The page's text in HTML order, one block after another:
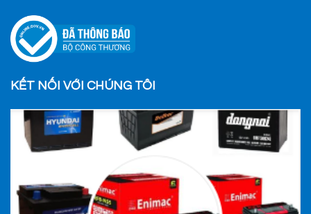
KẾT NỐI VỚI CHÚNG TÔI